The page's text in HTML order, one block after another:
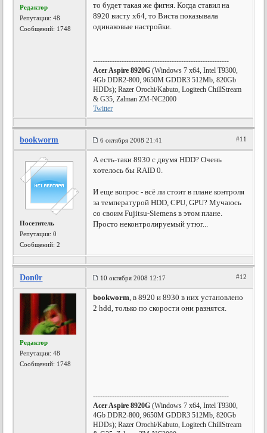
Редактор
Репутация:48
Сообщений: 1748
то будет такая же фигня. Когда ставил на
8920 висту х64, то Виста показывала
одинаковые настройки.
---------------------------------------------------------
Acer Aspire 8920G (Windows 7 x64, Intel T9300,
4Gb DDR2-800, 9650M GDDR3 512Mb, 820Gb
HDDs); Razer Orochi/Kabuto, Logitech ChillStream
& G35, Zalman ZM-NC2000
Twitter
bookworm 6 октября 2008 21:41 #11
Посетитель
Репутация:0
Сообщений: 2
А есть-таки 8930 с двумя HDD? Очень
хотелось бы RAID 0.
И еще вопрос - всё ли стоит в плане контроля
за температурой HDD, CPU, GPU? Мучаюсь
со своим Fujitsu-Siemens в этом плане.
Просто неконтролируемый утюг...
Don0r 10 октября 2008 12:17 #12
Редактор
Репутация:48
Сообщений: 1748
bookworm, в 8920 и 8930 в них установлено
2 hdd, только по скорости они разнятся.
---------------------------------------------------------
Acer Aspire 8920G (Windows 7 x64, Intel T9300,
4Gb DDR2-800, 9650M GDDR3 512Mb, 820Gb
HDDs); Razer Orochi/Kabuto, Logitech ChillStream